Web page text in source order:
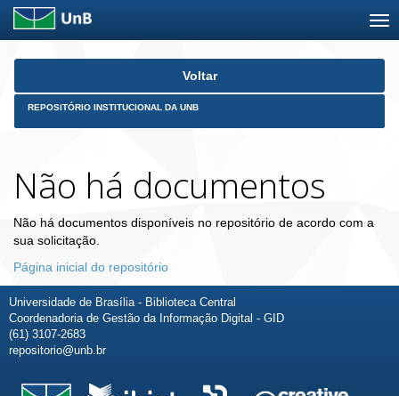
Skip
Voltar
REPOSITÓRIO INSTITUCIONAL DA UNB
Não há documentos
Não há documentos disponíveis no repositório de acordo com a
sua solicitação.
Página inicial do repositório
Universidade de Brasília - Biblioteca Central
Coordenadoria de Gestão da Informação Digital - GID
(61) 3107-2683
repositorio@unb.br